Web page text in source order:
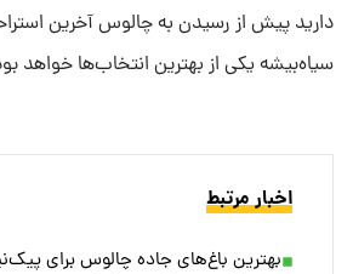
دارید پیش از رسیدن به چالوس آخرین
سیاه‌بیشه یکی از بهترین انتخاب‌ها خواهد
اخبار مرتبط
بهترین باغ‌های جاده چالوس برای